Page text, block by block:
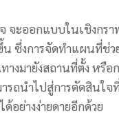
ออกแบบในเชิงกร
น ซึ่งการจัดทำแผนที่ช่
มายังสถานที่ตั้ง หรือ
รถนำไปสู่การตัดสินใ
อย่างง่ายดายอีกด้วย